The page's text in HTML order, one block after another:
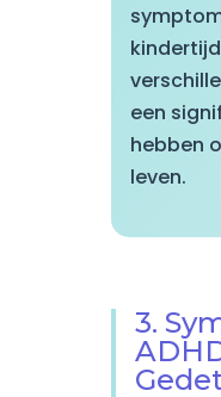
een
hebben
leven.
3.